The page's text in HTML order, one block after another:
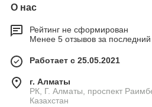
О нас
Рейтинг не сформирован
Менее 5 отзывов за последний
Работает с 25.05.2021
г. Алматы
РК, Г. Алматы, проспект
Казахстан